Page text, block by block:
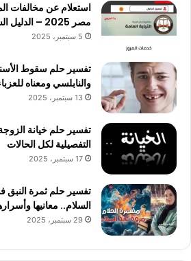
استعلام عن مخالفات
مصر 2025 – الدليل الشامل
5 سبتمبر، 2025
تفسير حلم سقوط
والنابلسي ومعناه
13 سبتمبر، 2025
تفسير حلم خيانة
التفصيلية لكل الحالات
17 سبتمبر، 2025
تفسير حلم ثمرة النبق
السلام.. معانيها
29 سبتمبر، 2025